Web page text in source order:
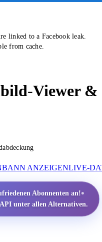
linked to a Facebook leak.
from cache.
Viewer &
ANZEIGENLIVE-
Abonnenten an!•
unter allen Alternativen.